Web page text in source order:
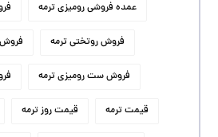
عمده فروشی رومیزی ترمه
فروش روتختی ترمه فروش
فروش ست رومیزی ترمه
قیمت ترمه قیمت روز ترمه